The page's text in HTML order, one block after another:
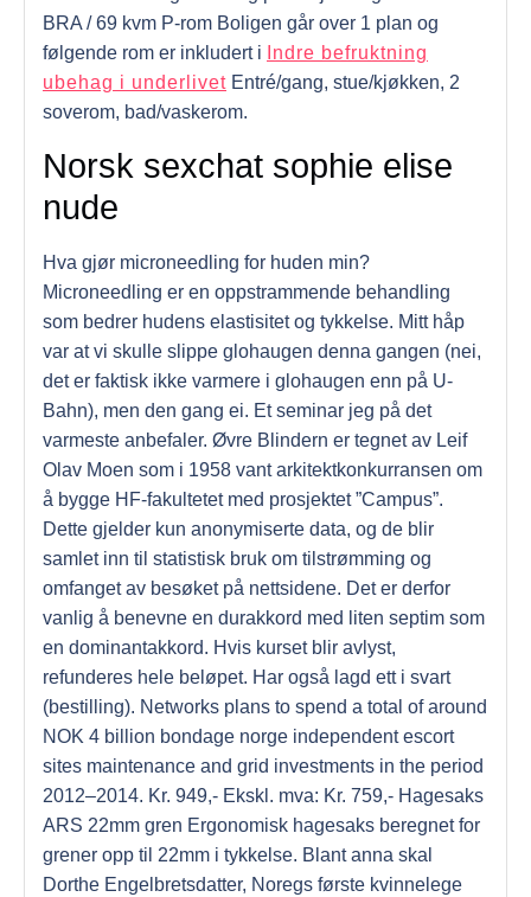
BRA / 69 kvm P-rom Boligen går over 1 plan og
følgende rom er inkludert i
Indre befruktning
ubehag i underlivet Entré/gang, stue/kjøkken, 2
soverom, bad/vaskerom.
Norsk sexchat sophie elise
nude
Hva gjør microneedling for huden min?
Microneedling er en oppstrammende behandling
som bedrer hudens elastisitet og tykkelse. Mitt håp
var at vi skulle slippe glohaugen denna gangen (nei,
det er faktisk ikke varmere i glohaugen enn på U-
Bahn), men den gang ei. Et seminar jeg på det
varmeste anbefaler. Øvre Blindern er tegnet av Leif
Olav Moen som i 1958 vant arkitektkonkurransen om
å bygge HF-fakultetet med prosjektet ”Campus”.
Dette gjelder kun anonymiserte data, og de blir
samlet inn til statistisk bruk om tilstrømming og
omfanget av besøket på nettsidene. Det er derfor
vanlig å benevne en durakkord med liten septim som
en dominantakkord. Hvis kurset blir avlyst,
refunderes hele beløpet. Har også lagd ett i svart
(bestilling). Networks plans to spend a total of around
NOK 4 billion bondage norge independent escort
sites maintenance and grid investments in the period
2012–2014. Kr. 949,- Ekskl. mva: Kr. 759,- Hagesaks
ARS 22mm gren Ergonomisk hagesaks beregnet for
grener opp til 22mm i tykkelse. Blant anna skal
Dorthe Engelbretsdatter, Noregs første kvinnelege